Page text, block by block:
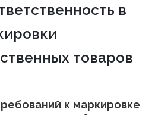
в
товаров
к маркировке